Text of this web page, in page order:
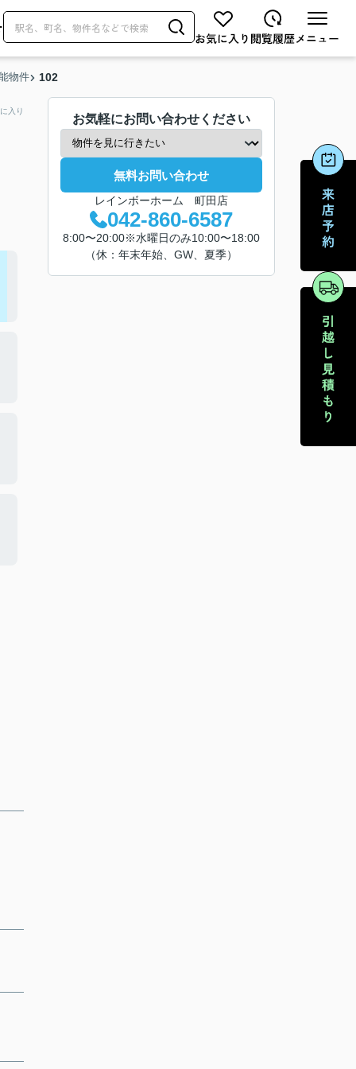
物件 102
入り
お気軽にお問い合わせください
無料お問い合わせ
レインボーホーム 町田店
042-860-6587
8:00〜20:00※水曜日のみ10:00〜18:00
（休：年末年始、GW、夏季）